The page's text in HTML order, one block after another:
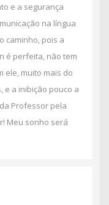
e a segurança
na língua
caminho, pois a
é perfeita, não tem
ele, muito mais do
e a inibição pouco a
Professor pela
Meu sonho será